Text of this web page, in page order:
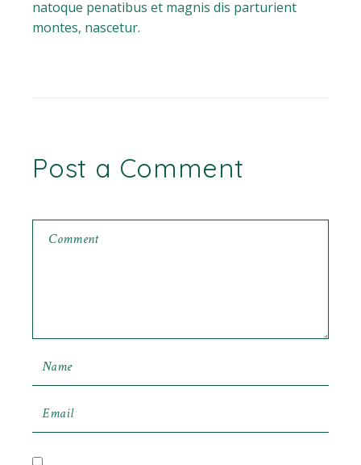
natoque penatibus et magnis dis parturient
montes, nascetur.
Post a Comment